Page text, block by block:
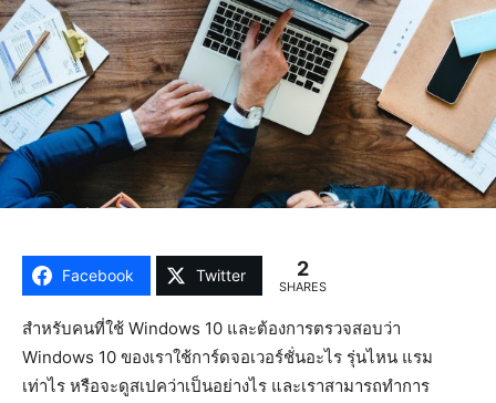
Facebook Twitter 2
SHARES
สำหรับคนที่ใช้ Windows 10 และต้องการตรวจสอบว่า
Windows 10 ของเราใช้การ์ดจอเวอร์ชั่นอะไร รุ่นไหน แรม
เท่าไร หรือจะดูสเปคว่าเป็นอย่างไร และเราสามารถทำการ